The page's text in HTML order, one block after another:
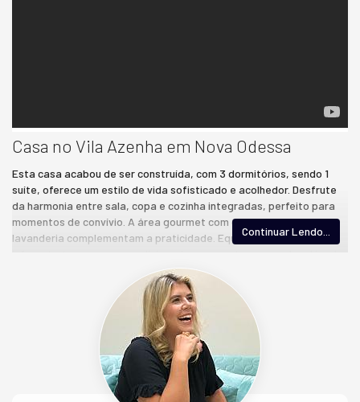
Casa no Vila Azenha em Nova Odessa
Esta casa acabou de ser construída, com 3 dormitórios, sendo 1
suíte, oferece um estilo de vida sofisticado e acolhedor. Desfrute
da harmonia entre sala, copa e cozinha integradas, perfeito para
momentos de convívio. A área gourmet com churrasqueira e a
lavanderia complementam a praticidade. Equipada com
água quente nos banheiros e pias, proporcionando conforto em
todas as estações. A segurança é garantida com 2 câmeras de
vigilância, portão eletrônico e interfone, a segurança é sempre
prioridade para a família e nessa casa você encontra. Estacione
com comodidade na garagem para 2 carros.
Não perca a chance de viver com estilo e funcionalidade, agende
sua visita hoje mesmo!
Continuar Lendo...